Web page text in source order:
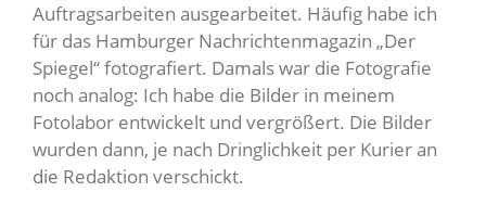
Auftragsarbeiten ausgearbeitet. Häufig habe ich
für das Hamburger Nachrichtenmagazin „Der
Spiegel“ fotografiert. Damals war die Fotografie
noch analog: Ich habe die Bilder in meinem
Fotolabor entwickelt und vergrößert. Die Bilder
wurden dann, je nach Dringlichkeit per Kurier an
die Redaktion verschickt.